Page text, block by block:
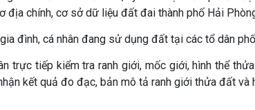
địa chính, cơ sở dữ liệu đất đai thành phố Hải
đình, cá nhân đang sử dụng đất tại các tổ dân
trực tiếp kiểm tra ranh giới, mốc giới, hình thể
kết quả đo đạc, bản mô tả ranh giới thửa đất và